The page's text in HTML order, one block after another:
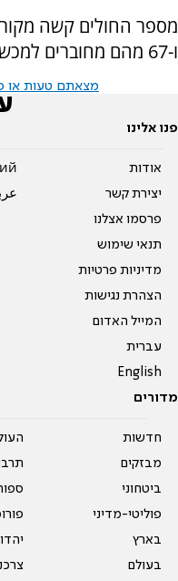
ו-67 מהם מחוברים למכשירי הנשמה.
מצאתם טעות או
פנו אלינו
אודות
יצירת קשר
פרסמו אצלנו
תנאי שימוש
מדיניות פרטיות
הצהרת נגישות
המייל האדום
עברית
English
מדורים
חדשות
מבזקים
ביטחוני
פוליטי-מדיני
בארץ
בעולם